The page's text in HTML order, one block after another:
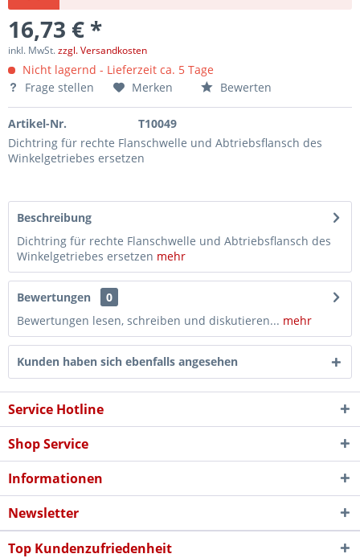
16,73 € *
inkl. MwSt.zzgl. Versandkosten
Nicht lagernd - Lieferzeit ca. 5 Tage
Frage stellen
Merken Bewerten
Artikel-Nr.
T10049
Dichtring für rechte Flanschwelle und Abtriebsflansch des
Winkelgetriebes ersetzen
Beschreibung
Dichtring für rechte Flanschwelle und Abtriebsflansch des
Winkelgetriebes ersetzen mehr
Bewertungen
0
Bewertungen lesen, schreiben und diskutieren... mehr
Kunden haben sich ebenfalls angesehen
Service Hotline
Shop Service
Informationen
Newsletter
Top Kundenzufriedenheit